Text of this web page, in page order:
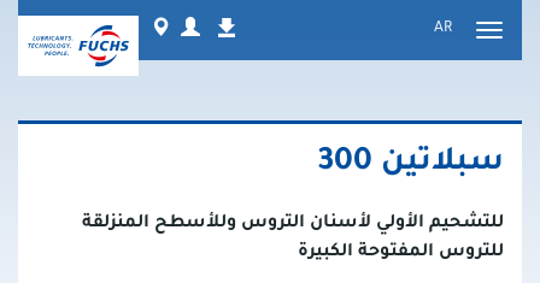
التنزيلات
Login
Worldwide AR
سبلاتين 300
للتشحيم الأولي لأسنان التروس وللأسطح المنزلقة
للتروس المفتوحة الكبيرة